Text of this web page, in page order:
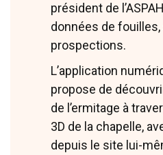
président de
données de
prospections.
L’application
propose de
de l’ermitage à
3D de la chapelle,
depuis le site lui-
Bibliographie